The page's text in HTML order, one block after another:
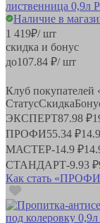
лиственница 0,9л
Наличие в
1 419₽/ шт
скидка и бонус
до107.84 ₽/ шт
Клуб
СтатусСкидка
ЭКСПЕРТ87.98 ₽
ПРОФИ55.34 ₽
МАСТЕР-14.9 ₽
СТАНДАРТ-9.93 ₽
Как стать